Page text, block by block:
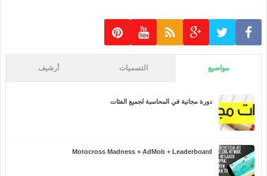
مواضيع التسميات أرشيف
دورة مجانية في المحاسبة لجميع الفئات
Motocross Madness + AdMob + Leaderboard